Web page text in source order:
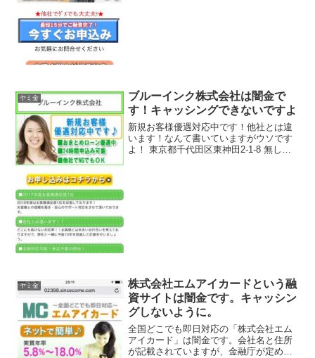
ヤミ金
ブルーインク株式会社は闇金で
す！キャッシングできないですよ
新規お客様優遇対応中です！他社とは違
います！なんて書いていますがウソです
よ！ 東京都千代田区東神田2-1-8 無し
ヤミ金
株式会社エムアイカードという融
資サイトは闇金です。キャッシン
グしないように。
全国どこでも即日対応の「株式会社エム
アイカード」は闇金です。会社名と住所
が記載されていますが、金融庁が定める